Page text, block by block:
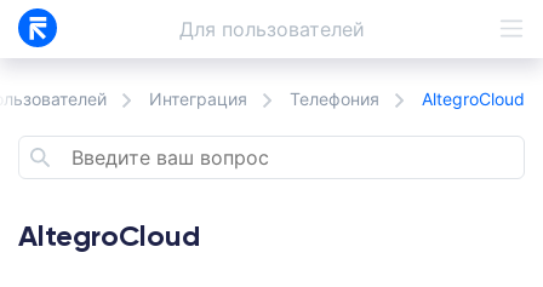
Для пользователей
Интеграция Телефония AltegroCloud
AltegroCloud